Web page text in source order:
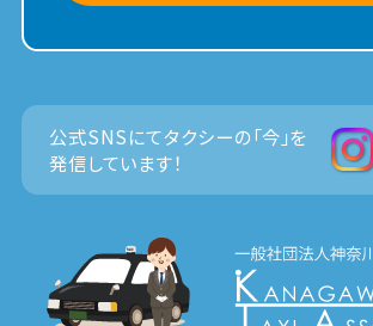
公式SNSにてタクシーの「今」を
発信しています！